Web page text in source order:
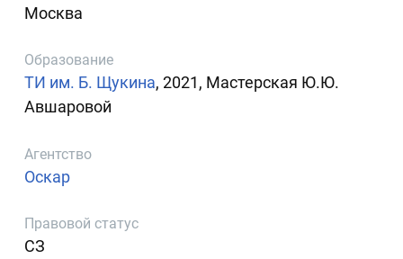
Москва
Образование
ТИ им. Б. Щукина, 2021, Мастерская Ю.Ю.
Авшаровой
Агентство
Оскар
Правовой статус
СЗ